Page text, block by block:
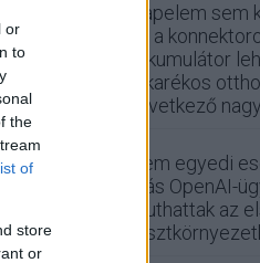
or
to
the
of
store
or
Napelem sem
ez a
akkumulátor
takarékos
következő
Nem egyedi
más OpenAI-
kijuthattak az